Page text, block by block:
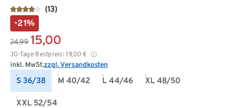
(13)
-21%
24,99 15,00
30-Tage-Bestpreis: 19,00 €
inkl. MwSt.zzgl. Versandkosten
S 36/38 M 40/42 L 44/46 XL 48/50
XXL 52/54